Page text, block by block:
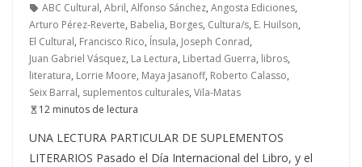
ABC Cultural, Abril, Alfonso Sánchez, Angosta Ediciones,
Arturo Pérez-Reverte, Babelia, Borges, Cultura/s, E. Huilson,
El Cultural, Francisco Rico, Ínsula, Joseph Conrad,
Juan Gabriel Vásquez, La Lectura, Libertad Guerra, libros,
literatura, Lorrie Moore, Maya Jasanoff, Roberto Calasso,
Seix Barral, suplementos culturales, Vila-Matas
12 minutos de lectura
UNA LECTURA PARTICULAR DE SUPLEMENTOS
LITERARIOS Pasado el Día Internacional del Libro, y el